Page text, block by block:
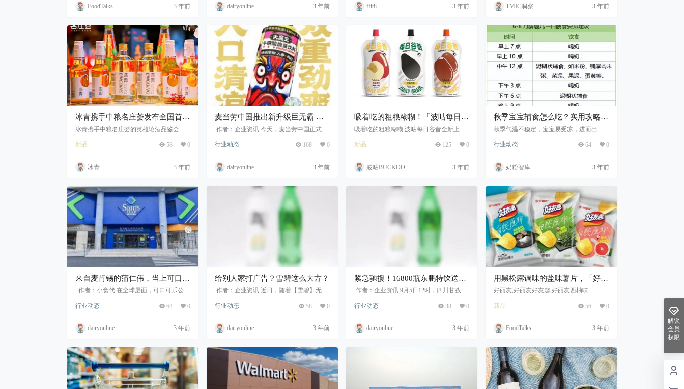
FoodTalks 3 年前 dairyonline 3 年前 ffit8 3 年前 TMIC洞察 3 年前
冰青携手中粮名庄荟发布全国首款
热饮青梅果酒
冰青携手中粮名庄荟的英雄论酒品鉴会举
梅果酒与中粮名庄荟的战略合作正式开启
新品 58 0
冰青 3 年前
麦当劳中国推出新升级巨无霸 携
手乒乓球世界冠军马龙带来霸气
作者：企业资讯 今天，麦当劳中国正式推
产品口感进行了优化，并延续了巨无霸的
行业动态 168 0
dairyonline 3 年前
吸着吃的粗粮糊糊！「波咕每日谷
昔」全新上市
吸着吃的粗粮糊糊,波咕每日谷昔全新上市,
新品
125 0
波咕BUCKOO 3 年前
秋季宝宝辅食怎么吃？实用攻略来
了！（附10道营养食谱）
秋季气温不稳定，宝宝易受凉，进而出现
营养相当关键。尤其是对于已经添加辅食
食的重要性，这时就凸显出来了~
行业动态 64 0
奶粉智库 3 年前
来自麦肯锡的蒲仁伟，当上可口可
乐公司全球副总裁
作者：小食代 在全球层面，可口可乐公司
位是原麦肯锡驻上海分公司全球董事合伙
行业动态 64 0
dairyonline 3 年前
给别人家打广告？雪碧这么大方？
作者：企业资讯 近日，随着【雪碧】无糖
碧无糖”活动的同步上线，一个所有人都闻
行业动态 58 0
dairyonline 3 年前
紧急驰援！16800瓶东鹏特饮送达
四川泸定
作者：企业资讯 9月5日12时，四川甘孜州
防、民兵等各方救援力量紧急赴川，全力
行业动态 38 0
dairyonline 3 年前
用黑松露调味的盐味薯片，「好友
趣」推出三种新口味薯片
好丽友,好丽友好友趣,好丽友西柚味
新品 56 0
FoodTalks 3 年前
解锁
会员
权限